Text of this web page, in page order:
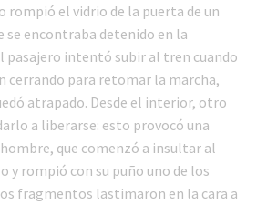
rompió el vidrio de la puerta de un
se encontraba detenido en la
pasajero intentó subir al tren cuando
cerrando para retomar la marcha,
atrapado. Desde el interior, otro
a liberarse: esto provocó una
que comenzó a insultar al
y rompió con su puño uno de los
fragmentos lastimaron en la cara a